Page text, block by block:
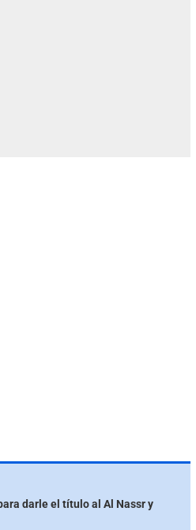
darle el título al Al Nassr y